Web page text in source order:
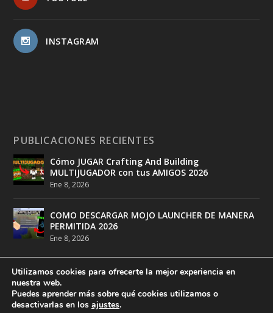
INSTAGRAM
PUBLICACIONES RECIENTES
Cómo JUGAR Crafting And Building
MULTIJUGADOR con tus AMIGOS 2026
Ene 8, 2026
COMO DESCARGAR MOJO LAUNCHER DE MANERA
PERMITIDA 2026
Ene 8, 2026
Diseñado porDeathMatch Studios
Utilizamos cookies para ofrecerte la mejor experiencia en
nuestra web.
Puedes aprender más sobre qué cookies utilizamos o
desactivarlas en los ajustes.